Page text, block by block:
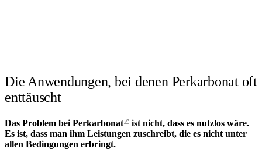
Die Anwendungen, bei denen Perkarbonat oft
enttäuscht
Das Problem bei Perkarbonat ↗ ist nicht, dass es nutzlos wäre.
Es ist, dass man ihm Leistungen zuschreibt, die es nicht unter
allen Bedingungen erbringt.